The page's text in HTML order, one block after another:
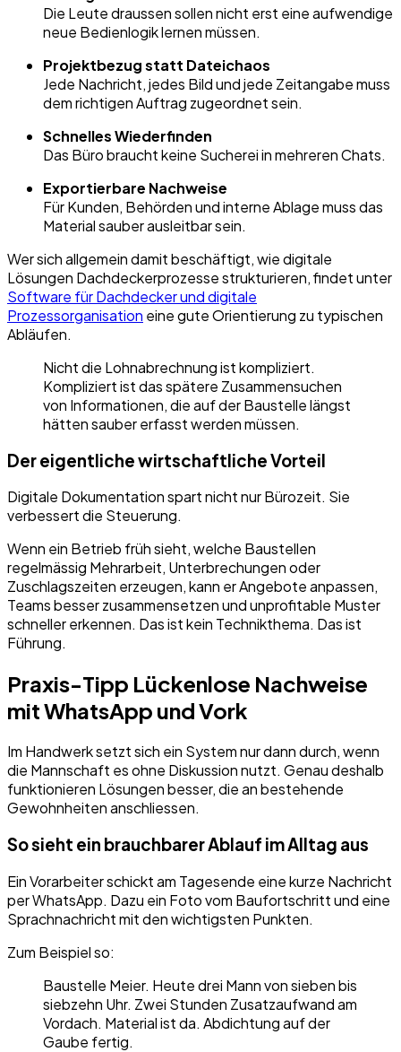
Die Leute draussen sollen nicht erst eine aufwendige
neue Bedienlogik lernen müssen.
Projektbezug statt Dateichaos
Jede Nachricht, jedes Bild und jede Zeitangabe muss
dem richtigen Auftrag zugeordnet sein.
Schnelles Wiederfinden
Das Büro braucht keine Sucherei in mehreren Chats.
Exportierbare Nachweise
Für Kunden, Behörden und interne Ablage muss das
Material sauber ausleitbar sein.
Wer sich allgemein damit beschäftigt, wie digitale
Lösungen Dachdeckerprozesse strukturieren, findet unter
Software für Dachdecker und digitale
Prozessorganisation eine gute Orientierung zu typischen
Abläufen.
Nicht die Lohnabrechnung ist kompliziert.
Kompliziert ist das spätere Zusammensuchen
von Informationen, die auf der Baustelle längst
hätten sauber erfasst werden müssen.
Der eigentliche wirtschaftliche Vorteil
Digitale Dokumentation spart nicht nur Bürozeit. Sie
verbessert die Steuerung.
Wenn ein Betrieb früh sieht, welche Baustellen
regelmässig Mehrarbeit, Unterbrechungen oder
Zuschlagszeiten erzeugen, kann er Angebote anpassen,
Teams besser zusammensetzen und unprofitable Muster
schneller erkennen. Das ist kein Technikthema. Das ist
Führung.
Praxis-Tipp Lückenlose Nachweise
mit WhatsApp und Vork
Im Handwerk setzt sich ein System nur dann durch, wenn
die Mannschaft es ohne Diskussion nutzt. Genau deshalb
funktionieren Lösungen besser, die an bestehende
Gewohnheiten anschliessen.
So sieht ein brauchbarer Ablauf im Alltag aus
Ein Vorarbeiter schickt am Tagesende eine kurze Nachricht
per WhatsApp. Dazu ein Foto vom Baufortschritt und eine
Sprachnachricht mit den wichtigsten Punkten.
Zum Beispiel so:
Baustelle Meier. Heute drei Mann von sieben bis
siebzehn Uhr. Zwei Stunden Zusatzaufwand am
Vordach. Material ist da. Abdichtung auf der
Gaube fertig.